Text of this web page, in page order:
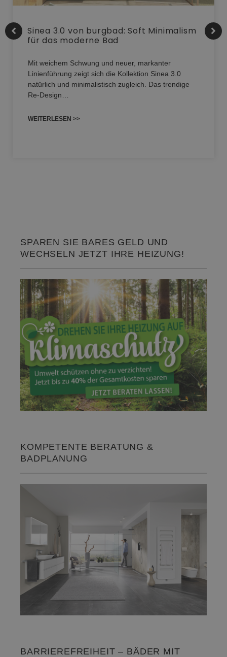
Sinea 3.0 von burgbad: Soft Minimalism
für das moderne Bad
Mit weichem Schwung und neuer, markanter
Linienführung zeigt sich die Kollektion Sinea 3.0
natürlich und minimalistisch zugleich. Das trendige
Re-Design…
WEITERLESEN >>
SPAREN SIE BARES GELD UND
WECHSELN JETZT IHRE HEIZUNG!
KOMPETENTE BERATUNG &
BADPLANUNG
BARRIEREFREIHEIT – BÄDER MIT